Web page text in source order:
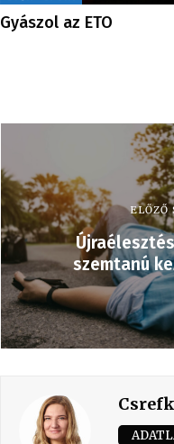
Gyászol az ETO
ELŐZŐ
szemtanú